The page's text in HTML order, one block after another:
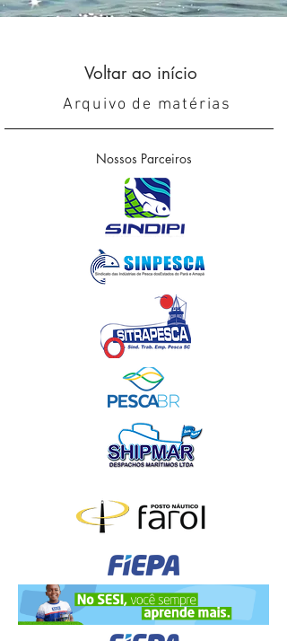
Voltar ao início
Arquivo de matérias
Nossos Parceiros